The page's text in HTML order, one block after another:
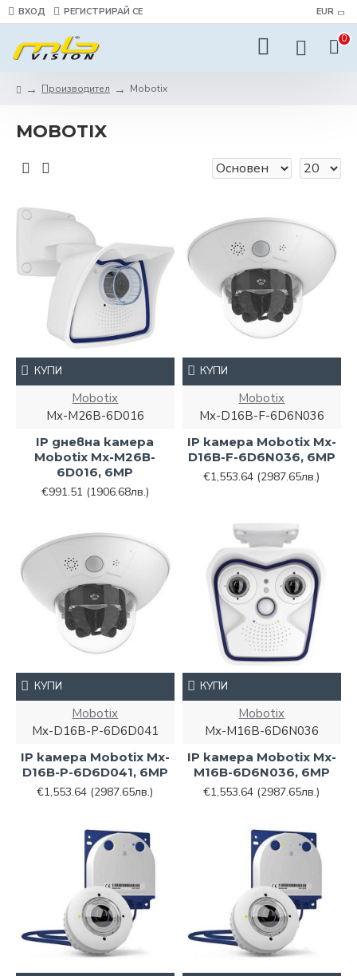
ВХОД РЕГИСТРИРАЙ СЕ EUR
0
Производител Mobotix
MOBOTIX
Mobotix
Mx-M26B-6D016
IP дневна камера
Mobotix Mx-M26B-
6D016, 6MP
€991.51 (1906.68лв.)
КУПИ
Mobotix
Mx-D16B-F-6D6N036
IP камера Mobotix Mx-
D16B-F-6D6N036, 6MP
€1,553.64 (2987.65лв.)
КУПИ
Mobotix
Mx-D16B-P-6D6D041
IP камера Mobotix Mx-
D16B-P-6D6D041, 6MP
€1,553.64 (2987.65лв.)
КУПИ
Mobotix
Mx-M16B-6D6N036
IP камера Mobotix Mx-
M16B-6D6N036, 6MP
€1,553.64 (2987.65лв.)
КУПИ